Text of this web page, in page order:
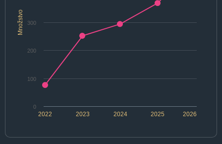
Množstvo
2022 2024 2026
2023 2025
0
100
200
300